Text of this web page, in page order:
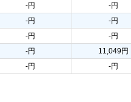
-円
-円
-円
-円
-円
-円
-円
11,049円
-円 -円